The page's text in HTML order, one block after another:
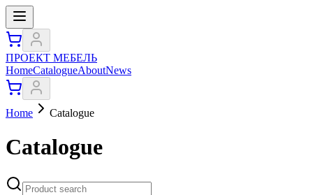
ПРОЕКТ МЕБЕЛЬ
HomeCatalogueAboutNews
Home Catalogue
Catalogue